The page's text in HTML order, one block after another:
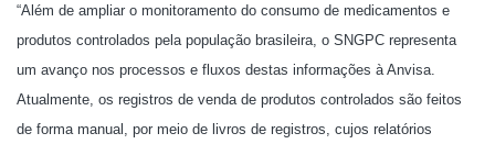
“Além de ampliar o monitoramento do consumo de medicamentos e
produtos controlados pela população brasileira, o SNGPC representa
um avanço nos processos e fluxos destas informações à Anvisa.
Atualmente, os registros de venda de produtos controlados são feitos
de forma manual, por meio de livros de registros, cujos relatórios